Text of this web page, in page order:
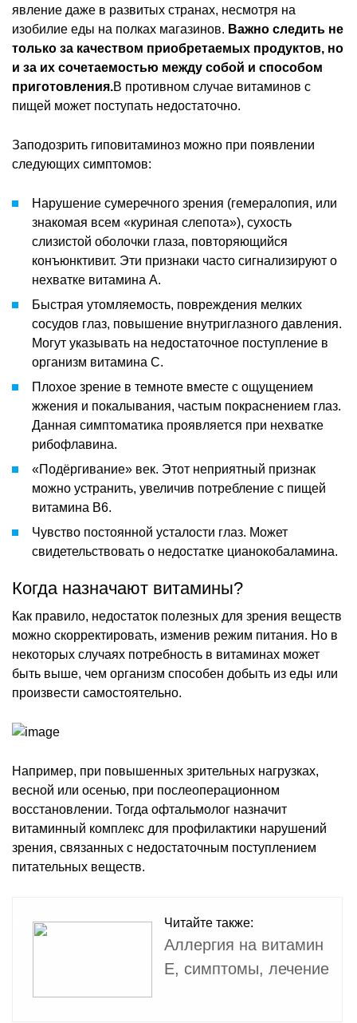
явление даже в развитых странах, несмотря на
изобилие еды на полках магазинов. Важно следить не
только за качеством приобретаемых продуктов, но
и за их сочетаемостью между собой и способом
приготовления.В противном случае витаминов с
пищей может поступать недостаточно.
Заподозрить гиповитаминоз можно при появлении
следующих симптомов:
Нарушение сумеречного зрения (гемералопия, или
знакомая всем «куриная слепота»), сухость
слизистой оболочки глаза, повторяющийся
конъюнктивит. Эти признаки часто сигнализируют о
нехватке витамина А.
Быстрая утомляемость, повреждения мелких
сосудов глаз, повышение внутриглазного давления.
Могут указывать на недостаточное поступление в
организм витамина С.
Плохое зрение в темноте вместе с ощущением
жжения и покалывания, частым покраснением глаз.
Данная симптоматика проявляется при нехватке
рибофлавина.
«Подёргивание» век. Этот неприятный признак
можно устранить, увеличив потребление с пищей
витамина В6.
Чувство постоянной усталости глаз. Может
свидетельствовать о недостатке цианокобаламина.
Когда назначают витамины?
Как правило, недостаток полезных для зрения веществ
можно скорректировать, изменив режим питания. Но в
некоторых случаях потребность в витаминах может
быть выше, чем организм способен добыть из еды или
произвести самостоятельно.
Например, при повышенных зрительных нагрузках,
весной или осенью, при послеоперационном
восстановлении. Тогда офтальмолог назначит
витаминный комплекс для профилактики нарушений
зрения, связанных с недостаточным поступлением
питательных веществ.
Читайте также:
Аллергия на витамин
E, симптомы, лечение